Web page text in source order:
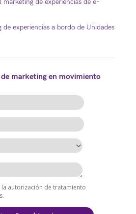
de experiencias a bordo de Unidades
marketing en movimiento